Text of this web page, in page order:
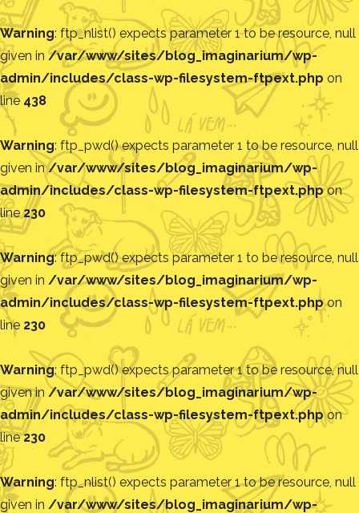
Warning: ftp_nlist() expects parameter 1 to be resource, null
given in /var/www/sites/blog_imaginarium/wp-
admin/includes/class-wp-filesystem-ftpext.php on
line 438
Warning: ftp_pwd() expects parameter 1 to be resource, null
given in/var/www/sites/blog_imaginarium/wp-
admin/includes/class-wp-filesystem-ftpext.phpon
line230
Warning: ftp_pwd() expects parameter 1 to be resource, null
given in /var/www/sites/blog_imaginarium/wp-
admin/includes/class-wp-filesystem-ftpext.phpon
line 230
Warning: ftp_pwd() expects parameter 1 to be resource, null
given in /var/www/sites/blog_imaginarium/wp-
admin/includes/class-wp-filesystem-ftpext.phpon
line230
Warning: ftp_nlist() expects parameter 1 to be resource, null
given in /var/www/sites/blog_imaginarium/wp-